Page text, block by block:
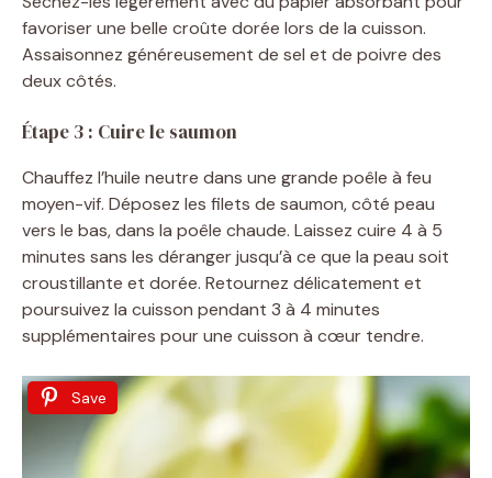
favoriser une belle croûte dorée lors de la cuisson.
Assaisonnez généreusement de sel et de poivre des
deux côtés.
Étape 3 : Cuire le saumon
Chauffez l’huile neutre dans une grande poêle à feu
moyen-vif. Déposez les filets de saumon, côté peau
vers le bas, dans la poêle chaude. Laissez cuire 4 à 5
minutes sans les déranger jusqu’à ce que la peau soit
croustillante et dorée. Retournez délicatement et
poursuivez la cuisson pendant 3 à 4 minutes
supplémentaires pour une cuisson à cœur tendre.
Save